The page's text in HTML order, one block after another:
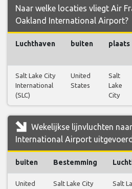
Naar welke locaties vliegt Air
Oakland International Airport?
Luchthaven buiten plaats
Salt Lake City
International
(SLC)
United
States
Salt
Lake
City
Wekelijkse lijnvluchten
International Airport
buiten Bestemming
United
Salt Lake City
Salt